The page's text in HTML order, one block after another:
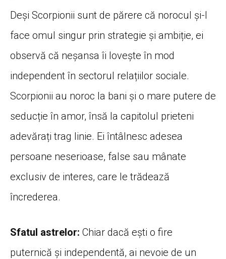
Deși Scorpionii sunt de părere că norocul și-l
face omul singur prin strategie și ambiție, ei
observă că neșansa îi lovește în mod
independent în sectorul relațiilor sociale.
Scorpionii au noroc la bani și o mare putere de
seducție în amor, însă la capitolul prieteni
adevărați trag linie. Ei întâlnesc adesea
persoane neserioase, false sau mânate
exclusiv de interes, care le trădează
încrederea.
Sfatul astrelor: Chiar dacă ești o fire
puternică și independentă, ai nevoie de un